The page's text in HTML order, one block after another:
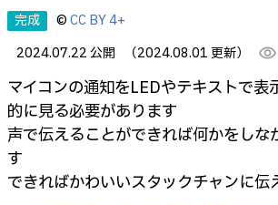
完成 ©CC BY 4+
2024.07.22 公開
（2024.08.01 更新） visibility
マイコンの通知をLEDやテキストで表
的に見る必要があります
声で伝えることができれば何かをしな
す
できればかわいいスタックチャンに伝